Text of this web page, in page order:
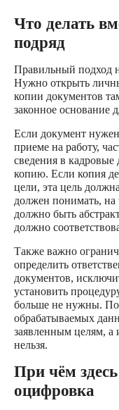
Что делать
подряд
Правильный подход
Нужно открыть
копии документов
законное основание
Если документ
приеме на работу,
сведения в
копию. Если копия
цели, эта цель
должен понимать, на
должно быть
должно
Также важно
определить
документов,
установить
больше не нужны.
обрабатываемых
заявленным целям, а
нельзя.
При чём
оцифровка